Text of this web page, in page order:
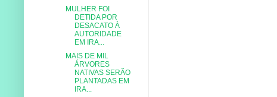
MULHER FOI
DETIDA POR
DESACATO À
AUTORIDADE
EM IRA...
MAIS DE MIL
ÁRVORES
NATIVAS SERÃO
PLANTADAS EM
IRA...